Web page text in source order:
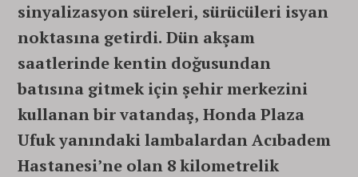
sinyalizasyon süreleri, sürücüleri isyan
noktasına getirdi. Dün akşam
saatlerinde kentin doğusundan
batısına gitmek için şehir merkezini
kullanan bir vatandaş, Honda Plaza
Ufuk yanındaki lambalardan Acıbadem
Hastanesi’ne olan 8 kilometrelik